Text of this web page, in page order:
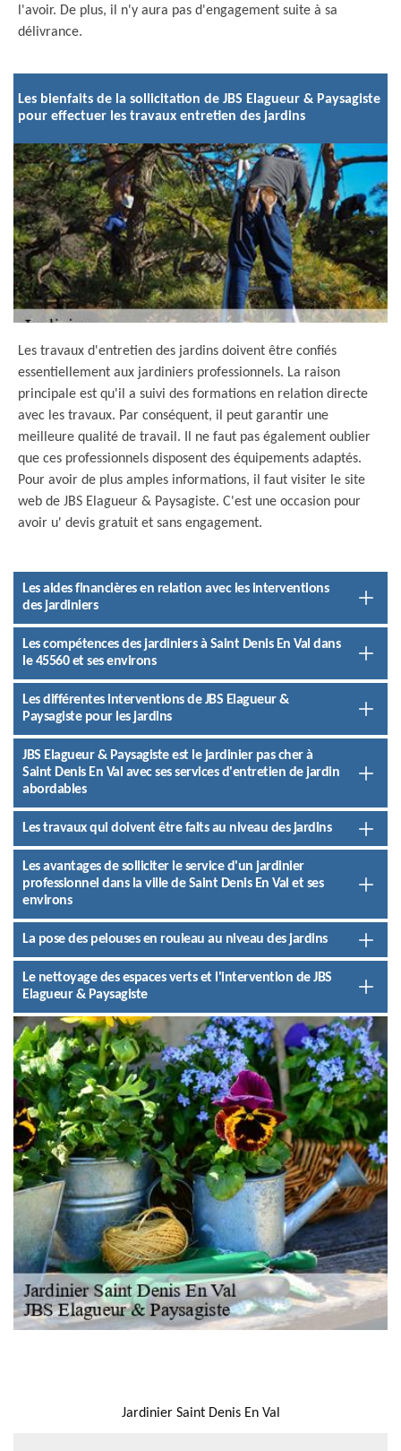
l'avoir. De plus, il n'y aura pas d'engagement suite à sa
délivrance.
Les bienfaits de la sollicitation de JBS Elagueur & Paysagiste
pour effectuer les travaux entretien des jardins
Les travaux d'entretien des jardins doivent être confiés
essentiellement aux jardiniers professionnels. La raison
principale est qu'il a suivi des formations en relation directe
avec les travaux. Par conséquent, il peut garantir une
meilleure qualité de travail. Il ne faut pas également oublier
que ces professionnels disposent des équipements adaptés.
Pour avoir de plus amples informations, il faut visiter le site
web de JBS Elagueur & Paysagiste. C'est une occasion pour
avoir u' devis gratuit et sans engagement.
Les aides financières en relation avec les interventions
des jardiniers
Les compétences des jardiniers à Saint Denis En Val dans
le 45560 et ses environs
Les différentes interventions de JBS Elagueur &
Paysagiste pour les jardins
JBS Elagueur & Paysagiste est le jardinier pas cher à
Saint Denis En Val avec ses services d'entretien de jardin
abordables
Les travaux qui doivent être faits au niveau des jardins
Les avantages de solliciter le service d'un jardinier
professionnel dans la ville de Saint Denis En Val et ses
environs
La pose des pelouses en rouleau au niveau des jardins
Le nettoyage des espaces verts et l'intervention de JBS
Elagueur & Paysagiste
Jardinier Saint Denis En Val